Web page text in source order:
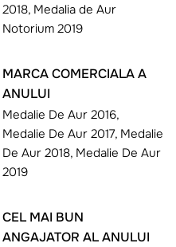
2018, Medalia de Aur
Notorium 2019
MARCA COMERCIALA A
ANULUI
Medalie De Aur 2016,
Medalie De Aur 2017, Medalie
De Aur 2018, Medalie De Aur
2019
CEL MAI BUN
ANGAJATOR AL ANULUI